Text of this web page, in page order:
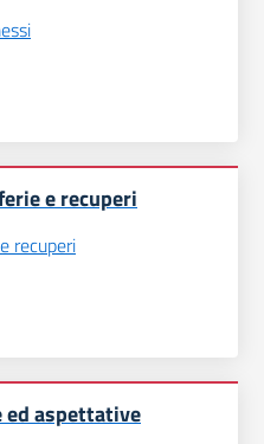
e recuperi
recuperi
aspettative